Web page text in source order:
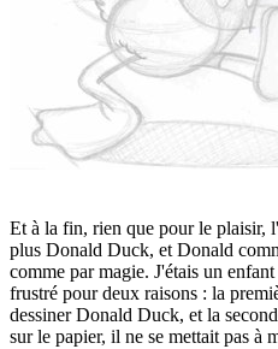
Et à la fin, rien que pour le plaisir,
plus Donald Duck, et Donald
comme par magie. J'étais un
frustré pour deux raisons : la
dessiner Donald Duck, et la
sur le papier, il ne se mettait pas à